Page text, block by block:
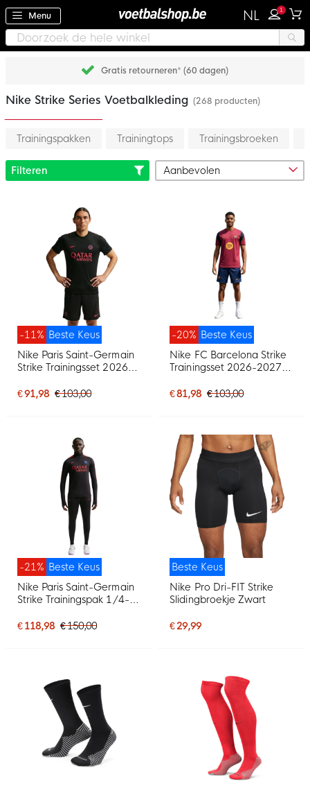
Menu NL 1
Gratis retourneren* (60 dagen)
Nike Strike Series Voetbalkleding (268 producten)
Trainingspakken Trainingtops Trainingsbroeken
Filteren
Beste Keus
-11%
Nike Paris Saint-Germain
Strike Trainingsset 2026-
Donkerblauw
€ 91,98 € 103,00
Beste Keus
-20%
Nike FC Barcelona Strike
Trainingsset 2026-2027
€ 81,98 € 103,00
Beste Keus
-21%
Nike Paris Saint-Germain
Strike Trainingspak 1/4-
Felrood Donkerblauw
€ 118,98 € 150,00
Beste Keus
Nike Pro Dri-FIT Strike
Slidingbroekje Zwart
€ 29,99